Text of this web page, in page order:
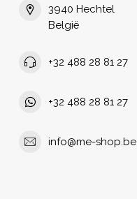
3940 Hechtel
België
+32 488 28 81 27
+32 488 28 81 27
info@me-shop.be